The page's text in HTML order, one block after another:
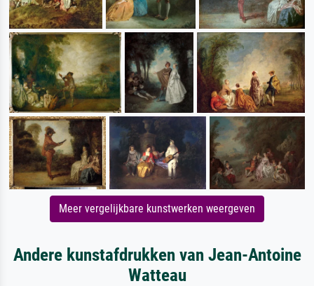
Meer vergelijkbare kunstwerken weergeven
Andere kunstafdrukken van Jean-Antoine
Watteau